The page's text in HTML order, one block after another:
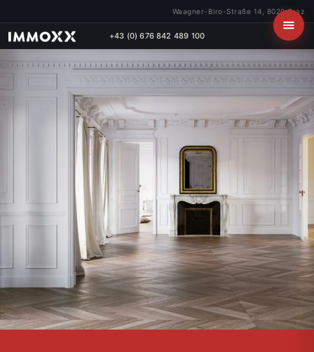
Waagner-Biro-Straße 14, 8020 Graz
+43 (0) 676 842 489 100